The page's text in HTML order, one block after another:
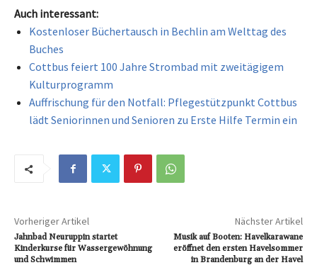
Auch interessant:
Kostenloser Büchertausch in Bechlin am Welttag des
Buches
Cottbus feiert 100 Jahre Strombad mit zweitägigem
Kulturprogramm
Auffrischung für den Notfall: Pflegestützpunkt Cottbus
lädt Seniorinnen und Senioren zu Erste Hilfe Termin ein
Vorheriger Artikel
Jahnbad Neuruppin startet
Kinderkurse für Wassergewöhnung
und Schwimmen
Nächster Artikel
Musik auf Booten: Havelkarawane
eröffnet den ersten Havelsommer
in Brandenburg an der Havel